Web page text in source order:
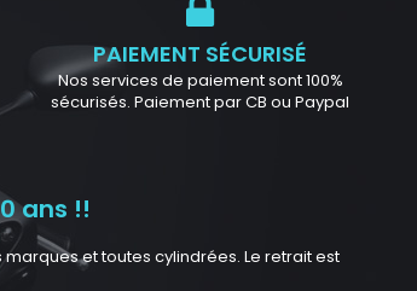
PAIEMENT SÉCURISÉ
Nos services de paiement sont 100%
sécurisés. Paiement par CB ou Paypal
ans !!
et toutes cylindrées. Le retrait est